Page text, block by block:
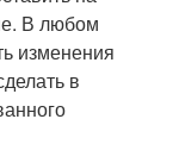
В любом
изменения
в